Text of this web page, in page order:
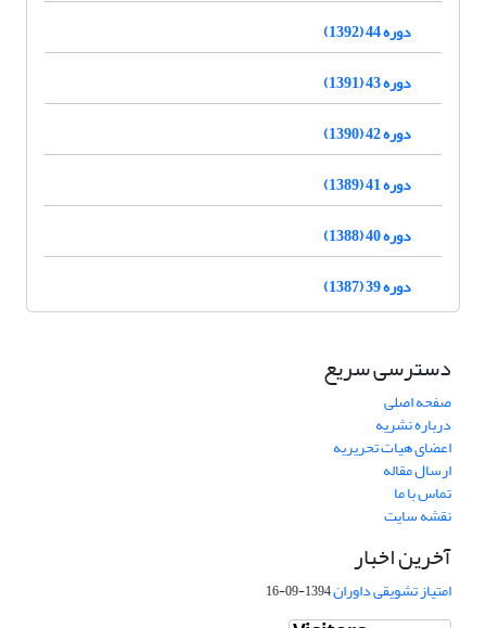
دوره 44 (1392)
دوره 43 (1391)
دوره 42 (1390)
دوره 41 (1389)
دوره 40 (1388)
دوره 39 (1387)
دسترسی سریع
صفحه اصلی
درباره نشریه
اعضای هیات تحریریه
ارسال مقاله
تماس با ما
نقشه سایت
آخرین اخبار
امتیاز تشویقی داوران1394-09-16